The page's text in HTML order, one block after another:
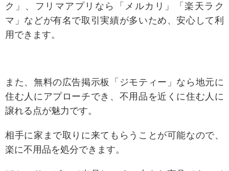
ク」、フリマアプリなら「メルカリ」「楽天ラク
マ」などが有名で取引実績が多いため、安心して利
用できます。
また、無料の広告掲示板「ジモティー」なら地元に
住む人にアプローチでき、不用品を近くに住む人に
譲れる点が魅力です。
相手に家まで取りに来てもらうことが可能なので、
楽に不用品を処分できます。